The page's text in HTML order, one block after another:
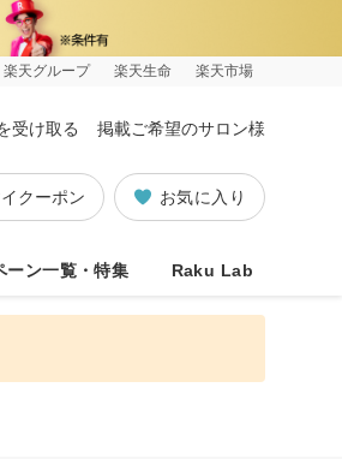
楽天グループ 楽天生命 楽天市場
受け取る 掲載ご希望のサロン様
お気に入り
クーポン
ーン一覧・特集 Raku Lab